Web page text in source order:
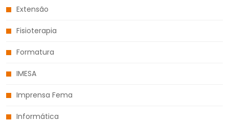
Extensão
Fisioterapia
Formatura
IMESA
Imprensa Fema
Informática